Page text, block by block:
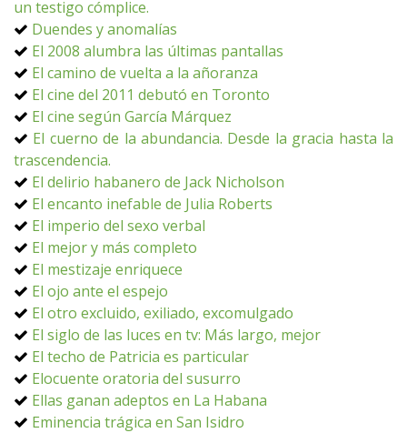
un testigo cómplice.
Duendes y anomalías
El 2008 alumbra las últimas pantallas
El camino de vuelta a la añoranza
El cine del 2011 debutó en Toronto
El cine según García Márquez
El cuerno de la abundancia. Desde la gracia hasta la
trascendencia.
El delirio habanero de Jack Nicholson
El encanto inefable de Julia Roberts
El imperio del sexo verbal
El mejor y más completo
El mestizaje enriquece
El ojo ante el espejo
El otro excluido, exiliado, excomulgado
El siglo de las luces en tv: Más largo, mejor
El techo de Patricia es particular
Elocuente oratoria del susurro
Ellas ganan adeptos en La Habana
Eminencia trágica en San Isidro